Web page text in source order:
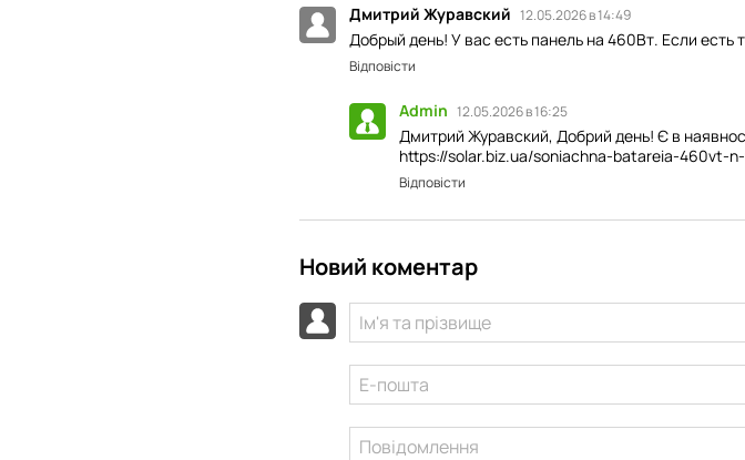
Дмитрий Журавский 12.05.2026 в 14:49
Добрый день! У вас есть панель на 460Вт. Если есть
Відповісти
Admin 12.05.2026 в 16:25
Дмитрий Журавский, Добрий день! Є в
https://solar.biz.ua/soniachna-batareia-460vt-
Відповісти
Новий коментар